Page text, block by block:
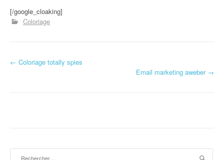
[/google_cloaking]
Coloriage
Navigation d'article
← Coloriage totally spies
Email marketing aweber →